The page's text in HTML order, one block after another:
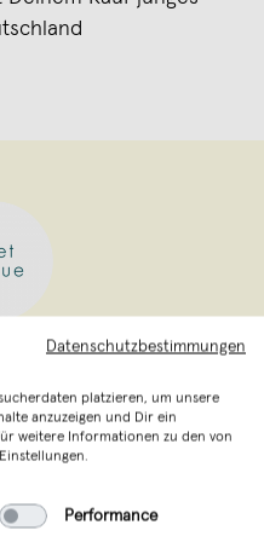
Küsten
und dem
und Lampen viel
Datenschutzbestimmungen
platzieren, um unsere
anzuzeigen und Dir ein
weitere Informationen zu den von
Performance